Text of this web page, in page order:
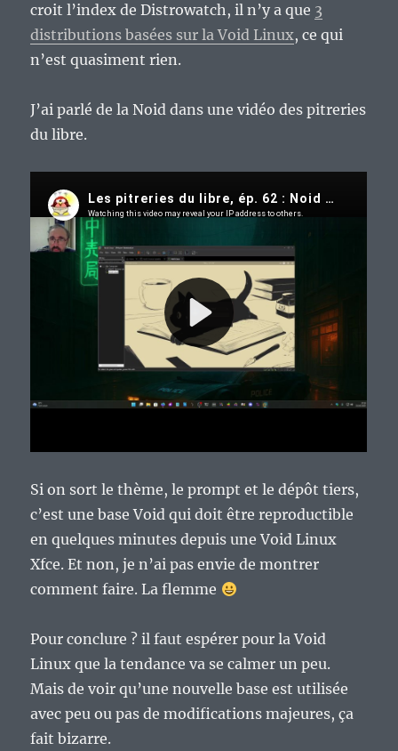
croit l’index de Distrowatch, il n’y a que 3
distributions basées sur la Void Linux, ce qui
n’est quasiment rien.
J’ai parlé de la Noid dans une vidéo des pitreries
du libre.
Si on sort le thème, le prompt et le dépôt tiers,
c’est une base Void qui doit être reproductible
en quelques minutes depuis une Void Linux
Xfce. Et non, je n’ai pas envie de montrer
comment faire. La flemme
Pour conclure ? il faut espérer pour la Void
Linux que la tendance va se calmer un peu.
Mais de voir qu’une nouvelle base est utilisée
avec peu ou pas de modifications majeures, ça
fait bizarre.